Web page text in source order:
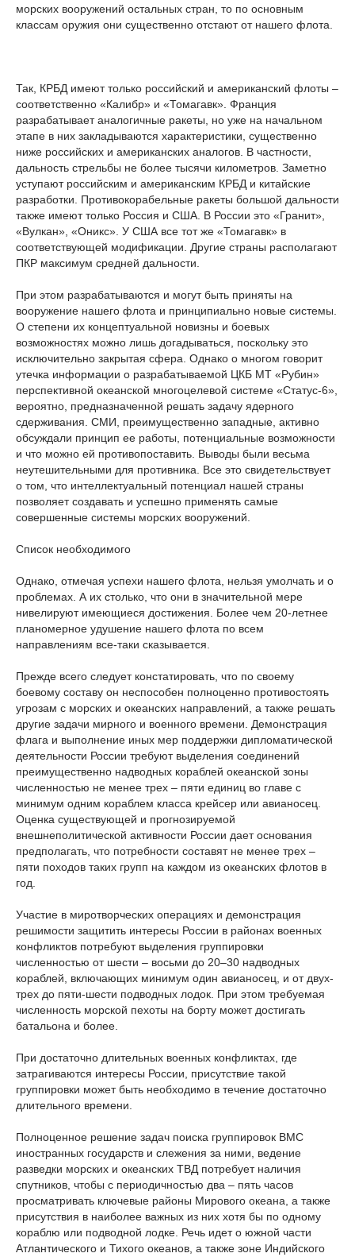
морских вооружений остальных стран, то по основным
классам оружия они существенно отстают от нашего флота.
Так, КРБД имеют только российский и американский флоты –
соответственно «Калибр» и «Томагавк». Франция
разрабатывает аналогичные ракеты, но уже на начальном
этапе в них закладываются характеристики, существенно
ниже российских и американских аналогов. В частности,
дальность стрельбы не более тысячи километров. Заметно
уступают российским и американским КРБД и китайские
разработки. Противокорабельные ракеты большой дальности
также имеют только Россия и США. В России это «Гранит»,
«Вулкан», «Оникс». У США все тот же «Томагавк» в
соответствующей модификации. Другие страны располагают
ПКР максимум средней дальности.
При этом разрабатываются и могут быть приняты на
вооружение нашего флота и принципиально новые системы.
О степени их концептуальной новизны и боевых
возможностях можно лишь догадываться, поскольку это
исключительно закрытая сфера. Однако о многом говорит
утечка информации о разрабатываемой ЦКБ МТ «Рубин»
перспективной океанской многоцелевой системе «Статус-6»,
вероятно, предназначенной решать задачу ядерного
сдерживания. СМИ, преимущественно западные, активно
обсуждали принцип ее работы, потенциальные возможности
и что можно ей противопоставить. Выводы были весьма
неутешительными для противника. Все это свидетельствует
о том, что интеллектуальный потенциал нашей страны
позволяет создавать и успешно применять самые
совершенные системы морских вооружений.
Список необходимого
Однако, отмечая успехи нашего флота, нельзя умолчать и о
проблемах. А их столько, что они в значительной мере
нивелируют имеющиеся достижения. Более чем 20-летнее
планомерное удушение нашего флота по всем
направлениям все-таки сказывается.
Прежде всего следует констатировать, что по своему
боевому составу он неспособен полноценно противостоять
угрозам с морских и океанских направлений, а также решать
другие задачи мирного и военного времени. Демонстрация
флага и выполнение иных мер поддержки дипломатической
деятельности России требуют выделения соединений
преимущественно надводных кораблей океанской зоны
численностью не менее трех – пяти единиц во главе с
минимум одним кораблем класса крейсер или авианосец.
Оценка существующей и прогнозируемой
внешнеполитической активности России дает основания
предполагать, что потребности составят не менее трех –
пяти походов таких групп на каждом из океанских флотов в
год.
Участие в миротворческих операциях и демонстрация
решимости защитить интересы России в районах военных
конфликтов потребуют выделения группировки
численностью от шести – восьми до 20–30 надводных
кораблей, включающих минимум один авианосец, и от двух-
трех до пяти-шести подводных лодок. При этом требуемая
численность морской пехоты на борту может достигать
батальона и более.
При достаточно длительных военных конфликтах, где
затрагиваются интересы России, присутствие такой
группировки может быть необходимо в течение достаточно
длительного времени.
Полноценное решение задач поиска группировок ВМС
иностранных государств и слежения за ними, ведение
разведки морских и океанских ТВД потребует наличия
спутников, чтобы с периодичностью два – пять часов
просматривать ключевые районы Мирового океана, а также
присутствия в наиболее важных из них хотя бы по одному
кораблю или подводной лодке. Речь идет о южной части
Атлантического и Тихого океанов, а также зоне Индийского